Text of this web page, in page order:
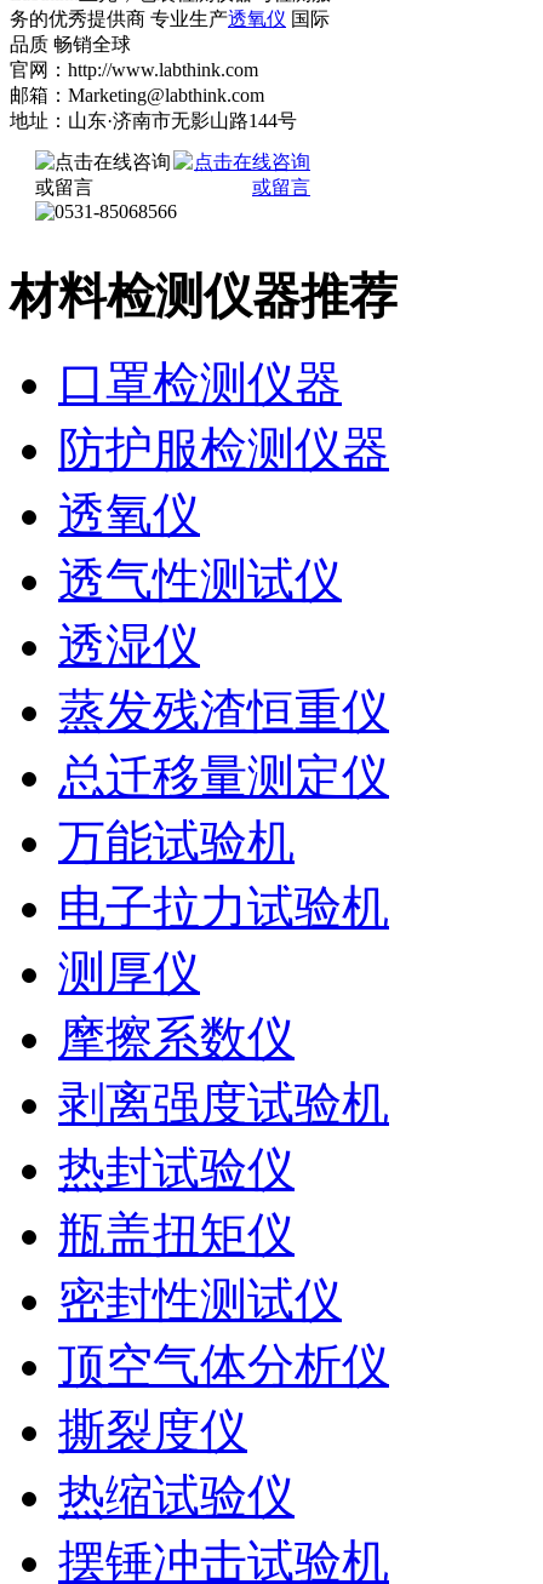
务的优秀提供商 专业生产透氧仪 国际
品质 畅销全球
官网：http://www.labthink.com
邮箱：Marketing@labthink.com
地址：山东·济南市无影山路144号
材料检测仪器推荐
口罩检测仪器
防护服检测仪器
透氧仪
透气性测试仪
透湿仪
蒸发残渣恒重仪
总迁移量测定仪
万能试验机
电子拉力试验机
测厚仪
摩擦系数仪
剥离强度试验机
热封试验仪
瓶盖扭矩仪
密封性测试仪
顶空气体分析仪
撕裂度仪
热缩试验仪
摆锤冲击试验机